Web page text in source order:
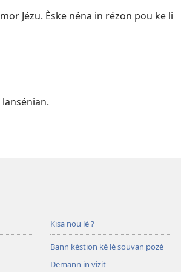
Jézu. Èske néna in rézon pou ke li
Kisa nou lé ?
Bann kèstion ké lé souvan pozé
Demann in vizit